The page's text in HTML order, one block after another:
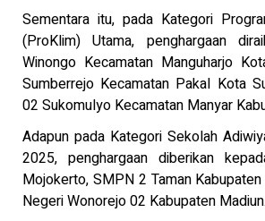
Sementara itu, pada Kategori
(ProKlim) Utama, penghargaan
Winongo Kecamatan Manguharjo
Sumberrejo Kecamatan Pakal Kota
02 Sukomulyo Kecamatan Manyar
Adapun pada Kategori Sekolah
2025, penghargaan diberikan
Mojokerto, SMPN 2 Taman
Negeri Wonorejo 02 Kabupaten Madiun.